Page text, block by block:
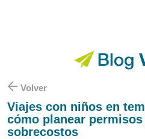
Volver
Viajes con niños en
cómo planear
sobrecostos